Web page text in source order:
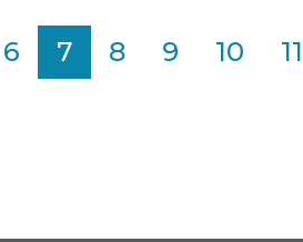
6 7 8 9 10 11